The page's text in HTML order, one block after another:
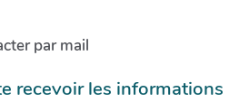
par mail
recevoir les informations